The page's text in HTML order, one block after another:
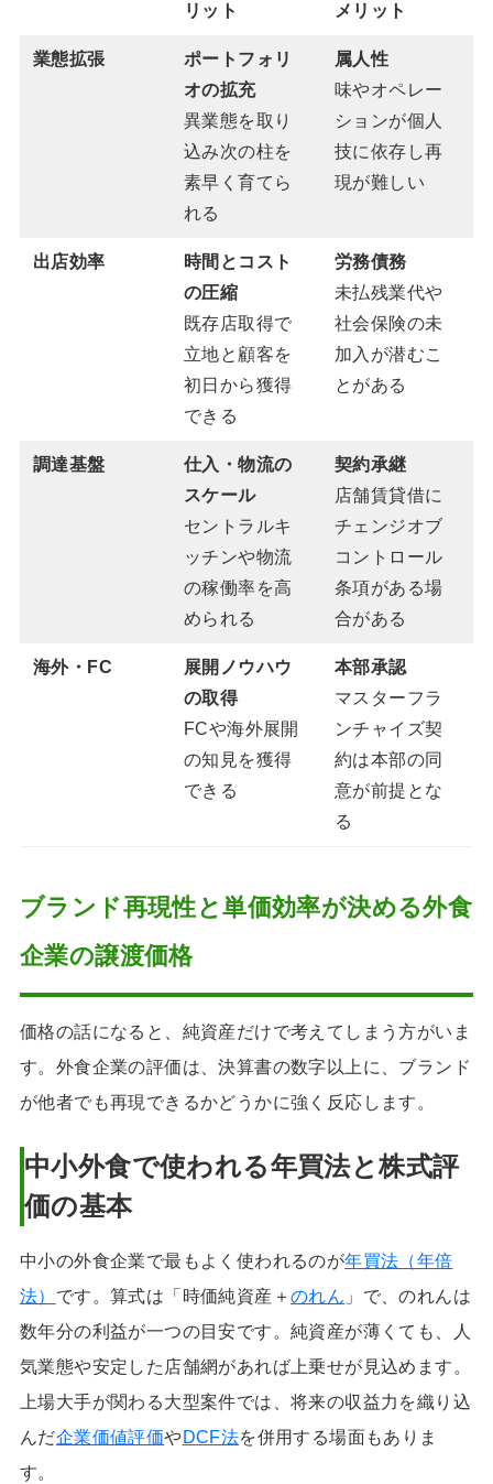
リット メリット
業態拡張
ポートフォリ
オの拡充
異業態を取り
込み次の柱を
素早く育てら
れる
属人性
味やオペレー
ションが個人
技に依存し再
現が難しい
出店効率
時間とコスト
の圧縮
既存店取得で
立地と顧客を
初日から獲得
できる
労務債務
未払残業代や
社会保険の未
加入が潜むこ
とがある
調達基盤
仕入・物流の
スケール
セントラルキ
ッチンや物流
の稼働率を高
められる
契約承継
店舗賃貸借に
チェンジオブ
コントロール
条項がある場
合がある
海外・FC
展開ノウハウ
の取得
FCや海外展開
の知見を獲得
できる
本部承認
マスターフラ
ンチャイズ契
約は本部の同
意が前提とな
る
ブランド再現性と単価効率が決める外食
企業の譲渡価格
価格の話になると、純資産だけで考えてしまう方がいま
す。外食企業の評価は、決算書の数字以上に、ブランド
が他者でも再現できるかどうかに強く反応します。
中小外食で使われる年買法と株式評
価の基本
中小の外食企業で最もよく使われるのが年買法（年倍
法） です。算式は「時価純資産＋のれん 」で、のれんは
数年分の利益が一つの目安です。純資産が薄くても、人
気業態や安定した店舗網があれば上乗せが見込めます。
上場大手が関わる大型案件では、将来の収益力を織り込
んだ企業価値評価やDCF法を併用する場面もありま
す。